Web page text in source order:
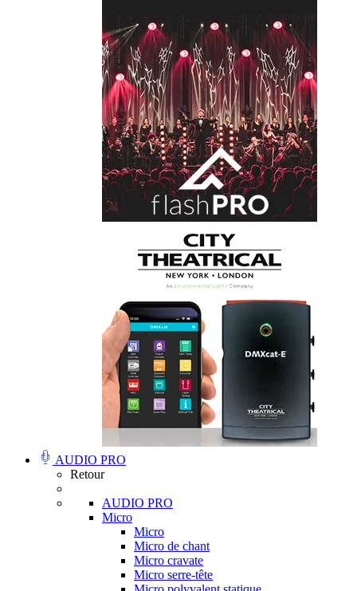
AUDIO PRO
Retour
AUDIO PRO
Micro
Micro
Micro de chant
Micro cravate
Micro serre-tête